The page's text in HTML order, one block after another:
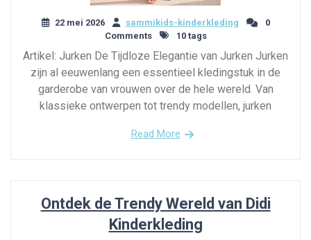
22 mei 2026 sammikids-kinderkleding
0
Comments
10 tags
Artikel: Jurken De Tijdloze Elegantie van Jurken Jurken
zijn al eeuwenlang een essentieel kledingstuk in de
garderobe van vrouwen over de hele wereld. Van
klassieke ontwerpen tot trendy modellen, jurken
Read More
Ontdek de Trendy Wereld van Didi
Kinderkleding